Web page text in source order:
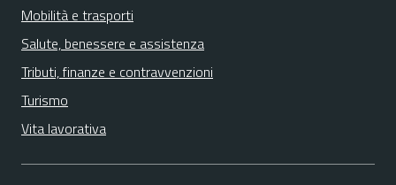
Mobilità e trasporti
Salute, benessere e assistenza
Tributi, finanze e contravvenzioni
Turismo
Vita lavorativa